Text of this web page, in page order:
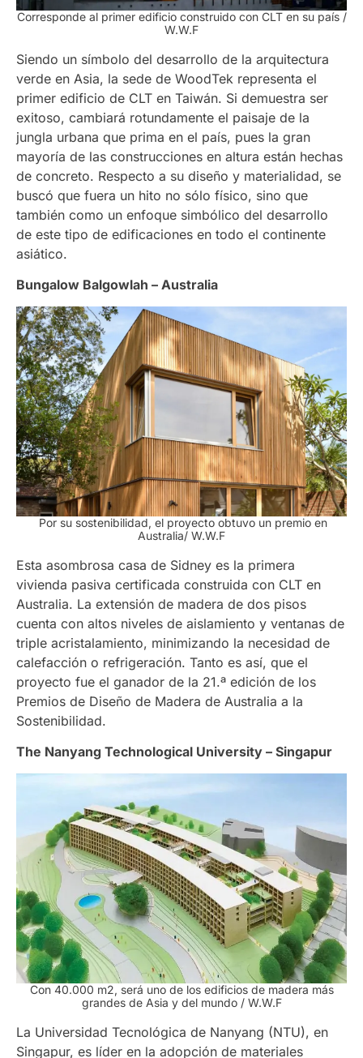
Corresponde al primer edificio construido con CLT en su país/
W.W.F
Siendo un símbolo del desarrollo de la arquitectura
verde en Asia, la sede de WoodTek representa el
primer edificio de CLT en Taiwán. Si demuestra ser
exitoso, cambiará rotundamente el paisaje de la
jungla urbana que prima en el país, pues la gran
mayoría de las construcciones en altura están hechas
de concreto. Respecto a su diseño y materialidad, se
buscó que fuera un hito no sólo físico, sino que
también como un enfoque simbólico del desarrollo
de este tipo de edificaciones en todo el continente
asiático.
Bungalow Balgowlah – Australia
Por su sostenibilidad, el proyecto obtuvo un premio en
Australia/ W.W.F
Esta asombrosa casa de Sidney es la primera
vivienda pasiva certificada construida con CLT en
Australia. La extensión de madera de dos pisos
cuenta con altos niveles de aislamiento y ventanas de
triple acristalamiento, minimizando la necesidad de
calefacción o refrigeración. Tanto es así, que el
proyecto fue el ganador de la 21.ª edición de los
Premios de Diseño de Madera de Australia a la
Sostenibilidad.
The Nanyang Technological University – Singapur
Con 40.000 m2, será uno de los edificios de madera más
grandes de Asia y del mundo/ W.W.F
La Universidad Tecnológica de Nanyang (NTU), en
Singapur, es líder en la adopción de materiales